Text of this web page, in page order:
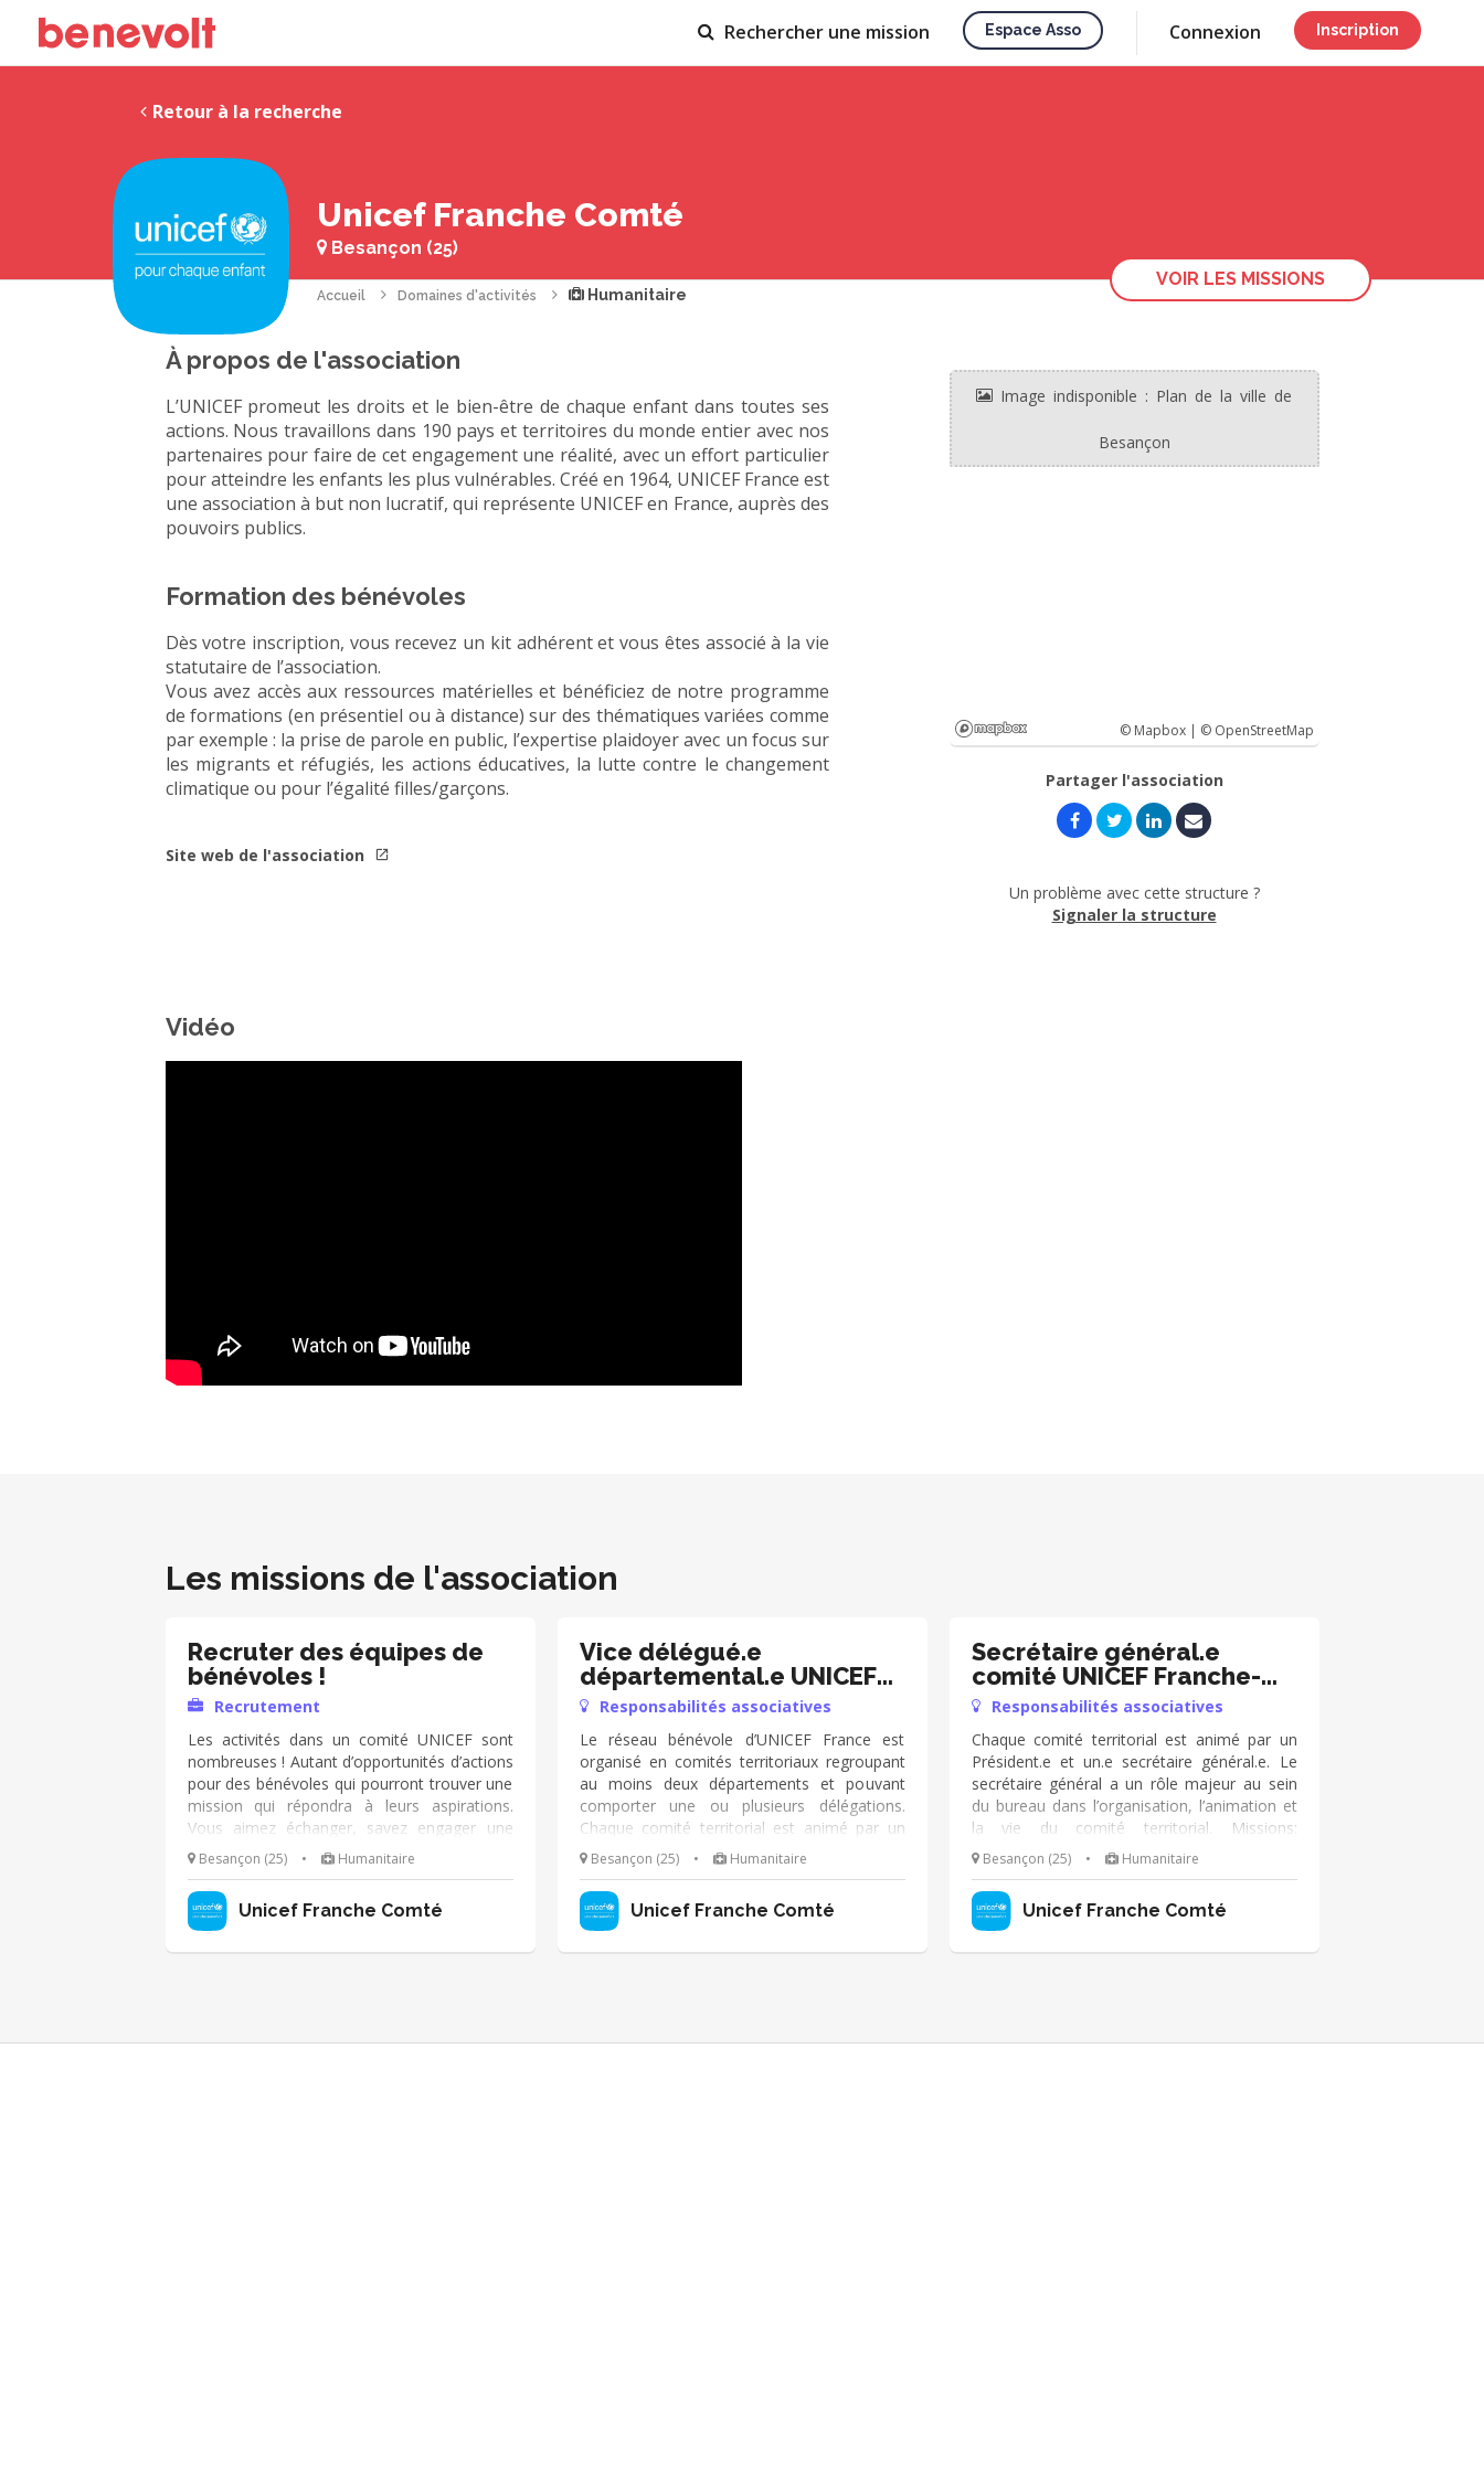
Rechercher une mission Espace Asso Connexion Inscription
Retour à la recherche
VOIR LES MISSIONS
Unicef Franche Comté
Besançon (25)
Accueil Domaines d'activités Humanitaire
À propos de l'association
L’UNICEF promeut les droits et le bien-être de chaque enfant dans toutes ses
actions. Nous travaillons dans 190 pays et territoires du monde entier avec nos
partenaires pour faire de cet engagement une réalité, avec un effort particulier
pour atteindre les enfants les plus vulnérables. Créé en 1964, UNICEF France est
une association à but non lucratif, qui représente UNICEF en France, auprès des
pouvoirs publics.
Formation des bénévoles
Dès votre inscription, vous recevez un kit adhérent et vous êtes associé à la vie
statutaire de l’association.
Vous avez accès aux ressources matérielles et bénéficiez de notre programme
de formations (en présentiel ou à distance) sur des thématiques variées comme
par exemple : la prise de parole en public, l’expertise plaidoyer avec un focus sur
les migrants et réfugiés, les actions éducatives, la lutte contre le changement
climatique ou pour l’égalité filles/garçons.
Site web de l'association
© Mapbox | © OpenStreetMap
Partager l'association
Un problème avec cette structure ?
Signaler la structure
Vidéo
Les missions de l'association
Recruter des équipes de
bénévoles !
Recrutement
Les activités dans un comité UNICEF sont
nombreuses ! Autant d’opportunités d’actions
pour des bénévoles qui pourront trouver une
mission qui répondra à leurs aspirations.
Vous aimez échanger, savez engager une
dynamique, alors, agissez à nos côtés pour
faire grandir la communauté UNICEF !
Concrètement, que ferez-vous ? •En lien avec
le/la secrétaire général.e du comité, établir
une stratégie de recrutement selon les
bonne intégration des nouveaux bénévoles
Besançon (25) • Humanitaire
Unicef Franche Comté
Vice délégué.e
départemental.e UNICEF
Doubs
Responsabilités associatives
Le réseau bénévole d’UNICEF France est
organisé en comités territoriaux regroupant
au moins deux départements et pouvant
comporter une ou plusieurs délégations.
Chaque comité territorial est animé par un
Président et un secrétaire général. Les
activités des délégations sont placées sous la
responsabilité du délégué. Il est en lien avec
le président et le secrétaire général Assister
le délégué sur ses missions: ➡️Représenter
d’équipe ➡️Avec le trésorier, s’assurer de la
Besançon (25) • Humanitaire
Unicef Franche Comté
Secrétaire général.e
comité UNICEF Franche-
Comté
Responsabilités associatives
Chaque comité territorial est animé par un
Président.e et un.e secrétaire général.e. Le
secrétaire général a un rôle majeur au sein
du bureau dans l’organisation, l’animation et
la vie du comité territorial. Missions:
➡️Préparer et organiser les réunions de
bureau et l’assemblée plénière ➡️Avec le/la
président.e, faire vivre et animer le comité
territorial ➡️Accompagner la réflexion des
différentes équipes bénévoles chargées de
territorial dans une dynamique de parcours
Besançon (25) • Humanitaire
Unicef Franche Comté